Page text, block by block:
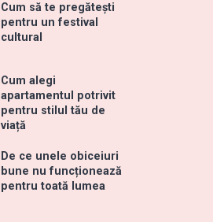
Cum să te pregătești
pentru un festival
cultural
Cum alegi
apartamentul potrivit
pentru stilul tău de
viață
De ce unele obiceiuri
bune nu funcționează
pentru toată lumea